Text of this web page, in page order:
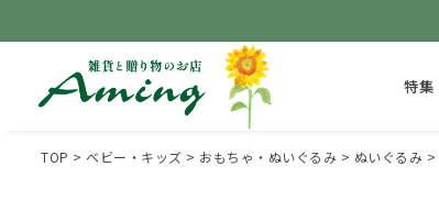
特集
TOP ベビー・キッズ おもちゃ・ぬいぐるみ ぬいぐるみ